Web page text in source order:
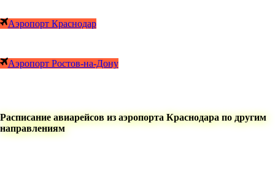
Аэропорт Краснодар
Аэропорт Ростов-на-Дону
Расписание авиарейсов из аэропорта Краснодара по другим
направлениям